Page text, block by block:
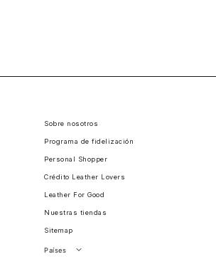
Sobre nosotros
Programa de fidelización
Personal Shopper
Crédito Leather Lovers
Leather For Good
Nuestras tiendas
Sitemap
Países